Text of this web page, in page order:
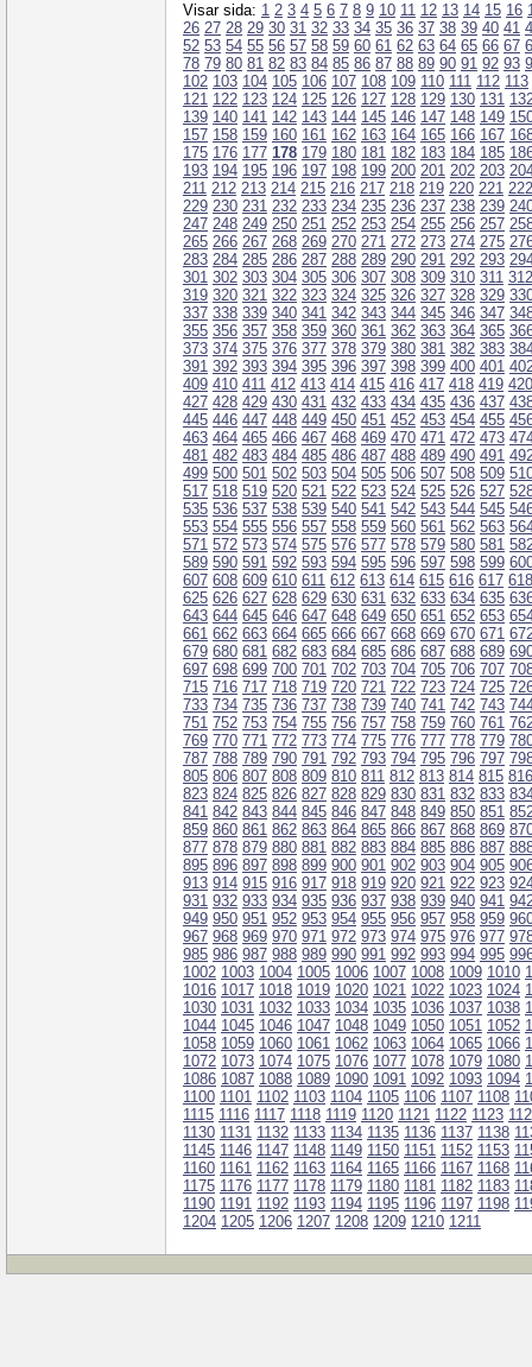
Visar sida: 1 2 3 4 5 6 7 8 9 10 11 12 13 14 15 16
26 27 28 29 30 31 32 33 34 35 36 37 38 39 40 41
52 53 54 55 56 57 58 59 60 61 62 63 64 65 66 67
78 79 80 81 82 83 84 85 86 87 88 89 90 91 92 93
102 103 104 105 106 107 108 109 110 111 112 113
121 122 123 124 125 126 127 128 129 130 131
139 140 141 142 143 144 145 146 147 148 149
157 158 159 160 161 162 163 164 165 166 167
175 176 177 178 179 180 181 182 183 184 185
193 194 195 196 197 198 199 200 201 202 203
211 212 213 214 215 216 217 218 219 220 221 222
229 230 231 232 233 234 235 236 237 238 239
247 248 249 250 251 252 253 254 255 256 257
265 266 267 268 269 270 271 272 273 274 275
283 284 285 286 287 288 289 290 291 292 293
301 302 303 304 305 306 307 308 309 310 311 312
319 320 321 322 323 324 325 326 327 328 329
337 338 339 340 341 342 343 344 345 346 347
355 356 357 358 359 360 361 362 363 364 365
373 374 375 376 377 378 379 380 381 382 383
391 392 393 394 395 396 397 398 399 400 401
409 410 411 412 413 414 415 416 417 418 419 420
427 428 429 430 431 432 433 434 435 436 437
445 446 447 448 449 450 451 452 453 454 455
463 464 465 466 467 468 469 470 471 472 473
481 482 483 484 485 486 487 488 489 490 491
499 500 501 502 503 504 505 506 507 508 509
517 518 519 520 521 522 523 524 525 526 527
535 536 537 538 539 540 541 542 543 544 545
553 554 555 556 557 558 559 560 561 562 563
571 572 573 574 575 576 577 578 579 580 581
589 590 591 592 593 594 595 596 597 598 599
607 608 609 610 611 612 613 614 615 616 617 618
625 626 627 628 629 630 631 632 633 634 635
643 644 645 646 647 648 649 650 651 652 653
661 662 663 664 665 666 667 668 669 670 671
679 680 681 682 683 684 685 686 687 688 689
697 698 699 700 701 702 703 704 705 706 707
715 716 717 718 719 720 721 722 723 724 725
733 734 735 736 737 738 739 740 741 742 743
751 752 753 754 755 756 757 758 759 760 761
769 770 771 772 773 774 775 776 777 778 779
787 788 789 790 791 792 793 794 795 796 797
805 806 807 808 809 810 811 812 813 814 815 816
823 824 825 826 827 828 829 830 831 832 833
841 842 843 844 845 846 847 848 849 850 851
859 860 861 862 863 864 865 866 867 868 869
877 878 879 880 881 882 883 884 885 886 887
895 896 897 898 899 900 901 902 903 904 905
913 914 915 916 917 918 919 920 921 922 923
931 932 933 934 935 936 937 938 939 940 941
949 950 951 952 953 954 955 956 957 958 959
967 968 969 970 971 972 973 974 975 976 977
985 986 987 988 989 990 991 992 993 994 995
1002 1003 1004 1005 1006 1007 1008 1009 1010
1016 1017 1018 1019 1020 1021 1022 1023 1024
1030 1031 1032 1033 1034 1035 1036 1037 1038
1044 1045 1046 1047 1048 1049 1050 1051 1052
1058 1059 1060 1061 1062 1063 1064 1065 1066
1072 1073 1074 1075 1076 1077 1078 1079 1080
1086 1087 1088 1089 1090 1091 1092 1093 1094
1100 1101 1102 1103 1104 1105 1106 1107 1108
1115 1116 1117 1118 1119 1120 1121 1122 1123
1130 1131 1132 1133 1134 1135 1136 1137 1138
1145 1146 1147 1148 1149 1150 1151 1152 1153
1160 1161 1162 1163 1164 1165 1166 1167 1168
1175 1176 1177 1178 1179 1180 1181 1182 1183
1190 1191 1192 1193 1194 1195 1196 1197 1198
1204 1205 1206 1207 1208 1209 1210 1211